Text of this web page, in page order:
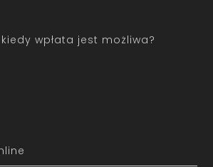
wpłata jest możliwa?